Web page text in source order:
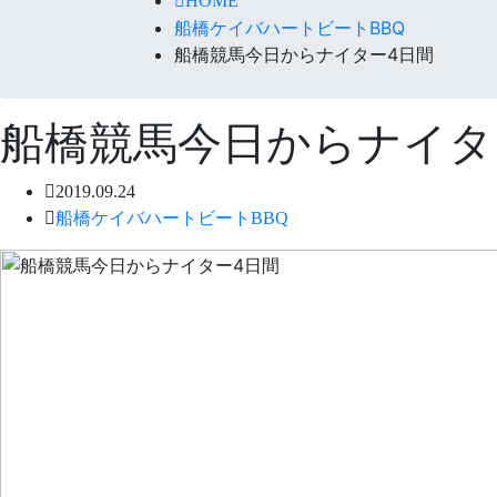
船橋ケイバハートビートBBQ
船橋競馬今日からナイター4日間
船橋競馬今日からナイ
2019.09.24
船橋ケイバハートビートBBQ